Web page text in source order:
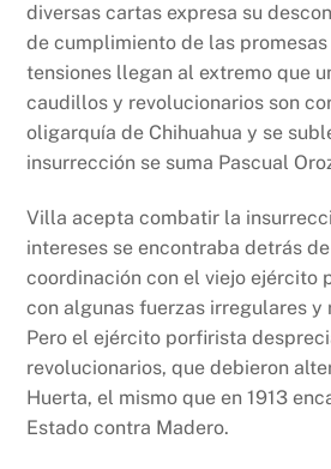
diversas cartas expresa su
de cumplimiento de las
tensiones llegan al extremo que
caudillos y revolucionarios son
oligarquía de Chihuahua y se
insurrección se suma Pascual
Villa acepta combatir la
intereses se encontraba detrás
coordinación con el viejo ejército
con algunas fuerzas irregulares y
Pero el ejército porfirista
revolucionarios, que debieron
Huerta, el mismo que en 1913
Estado contra Madero.